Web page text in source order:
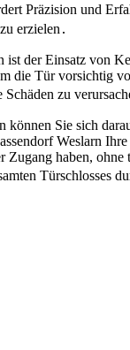
Präzision und
erzielen․
ist der Einsatz von
die Tür vorsichtig
zu
können Sie sich
Weslarn
Zugang haben, ohne
Türschlosses